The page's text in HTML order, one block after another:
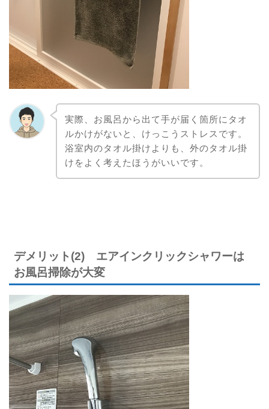
実際、お風呂から出て手が届く箇所にタオ
ルかけがないと、けっこうストレスです。
浴室内のタオル掛けよりも、外のタオル掛
けをよく考えたほうがいいです。
デメリット(2) エアインクリックシャワーは
お風呂掃除が大変